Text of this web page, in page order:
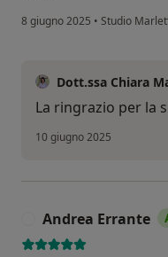
8 giugno 2025 • Studio
Dott.ssa Chiara
La ringrazio per la
10 giugno 2025
Andrea Errante